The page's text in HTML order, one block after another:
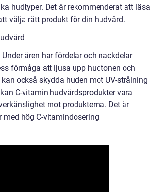
hudtyper. Det är rekommenderat att läsa
välja rätt produkt för din hudvård.
åren har fördelar och nackdelar
förmåga att ljusa upp hudtonen och
också skydda huden mot UV-strålning
C-vitamin hudvårdsprodukter vara
mot produkterna. Det är
hög C-vitamindosering.